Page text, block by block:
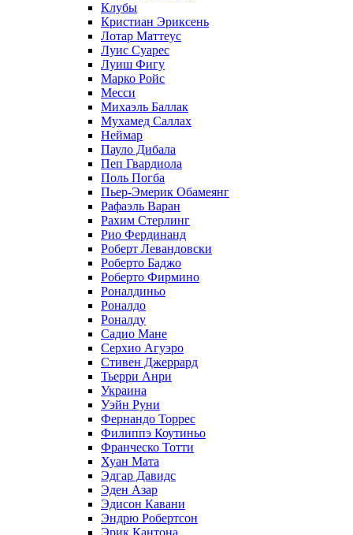
Клубы
Кристиан Эриксень
Лотар Маттеус
Луис Суарес
Луиш Фигу
Марко Ройс
Месси
Михаэль Баллак
Мухамед Саллах
Неймар
Пауло Дибала
Пеп Гвардиола
Поль Погба
Пьер-Эмерик Обамеянг
Рафаэль Варан
Рахим Стерлинг
Рио Фердинанд
Роберт Левандовски
Роберто Баджо
Роберто Фирмино
Роналдиньо
Роналдо
Роналду
Садио Мане
Серхио Агуэро
Стивен Джеррард
Тьерри Анри
Украина
Уэйн Руни
Фернандо Торрес
Филиппэ Коутиньо
Франческо Тотти
Хуан Мата
Эдгар Давидс
Эден Азар
Эдисон Кавани
Эндрю Робертсон
Эрик Кантона